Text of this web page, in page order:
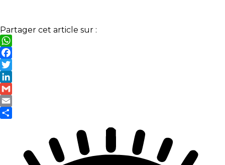
Partager cet article sur :
WhatsApp
Facebook
Twitter
LinkedIn
Gmail
Email